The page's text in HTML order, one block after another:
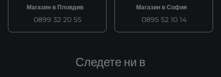
Магазин в Пловдив
0899 32 20 55
Магазин в София
0895 52 10 14
Следете ни в